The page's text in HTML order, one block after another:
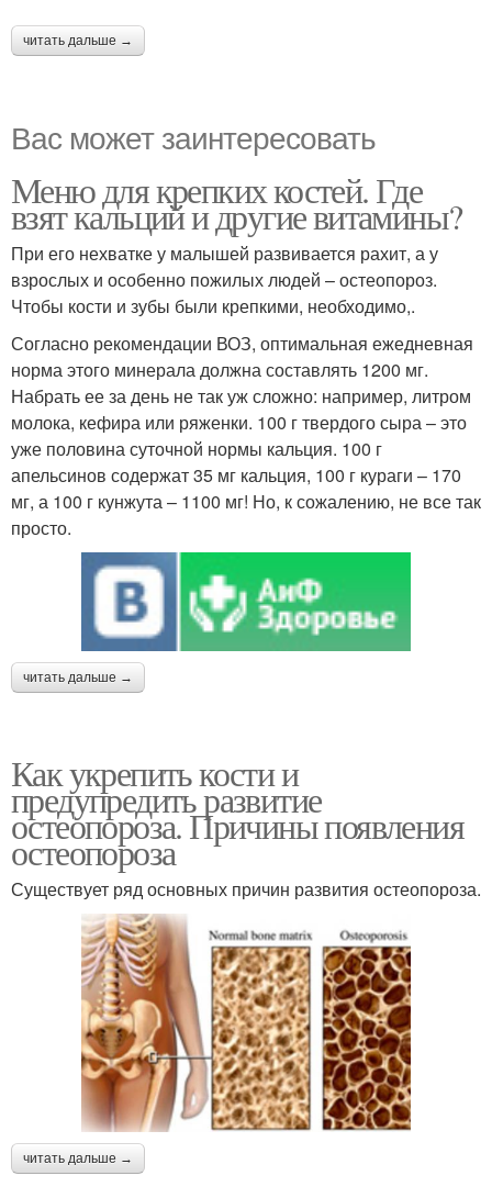
читать дальше →
Вас может заинтересовать
Меню для крепких костей. Где
взят кальций и другие витамины?
При его нехватке у малышей развивается рахит, а у
взрослых и особенно пожилых людей – остеопороз.
Чтобы кости и зубы были крепкими, необходимо,.
Согласно рекомендации ВОЗ, оптимальная ежедневная
норма этого минерала должна составлять 1200 мг.
Набрать ее за день не так уж сложно: например, литром
молока, кефира или ряженки. 100 г твердого сыра – это
уже половина суточной нормы кальция. 100 г
апельсинов содержат 35 мг кальция, 100 г кураги – 170
мг, а 100 г кунжута – 1100 мг! Но, к сожалению, не все так
просто.
читать дальше →
Как укрепить кости и
предупредить развитие
остеопороза. Причины появления
остеопороза
Существует ряд основных причин развития остеопороза.
читать дальше →